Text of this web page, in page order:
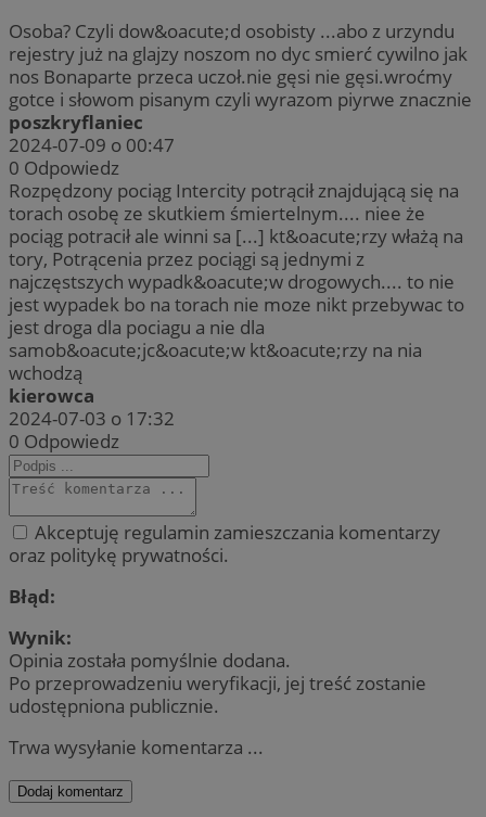
Osoba? Czyli dow&oacute;d osobisty ...abo z urzyndu
rejestry już na glajzy noszom no dyc smierć cywilno jak
nos Bonaparte przeca uczoł.nie gęsi nie gęsi.wroćmy
gotce i słowom pisanym czyli wyrazom piyrwe znacznie
poszkryflaniec
2024-07-09 o 00:47
0 Odpowiedz
Rozpędzony pociąg Intercity potrącił znajdującą się na
torach osobę ze skutkiem śmiertelnym.... niee że
pociąg potracił ale winni sa [...] kt&oacute;rzy włażą na
tory, Potrącenia przez pociągi są jednymi z
najczęstszych wypadk&oacute;w drogowych.... to nie
jest wypadek bo na torach nie moze nikt przebywac to
jest droga dla pociagu a nie dla
samob&oacute;jc&oacute;w kt&oacute;rzy na nia
wchodzą
kierowca
2024-07-03 o 17:32
0 Odpowiedz
Akceptuję regulamin zamieszczania komentarzy
oraz politykę prywatności.
Błąd:
Wynik:
Opinia została pomyślnie dodana.
Po przeprowadzeniu weryfikacji, jej treść zostanie
udostępniona publicznie.
Trwa wysyłanie komentarza ...
Dodaj komentarz